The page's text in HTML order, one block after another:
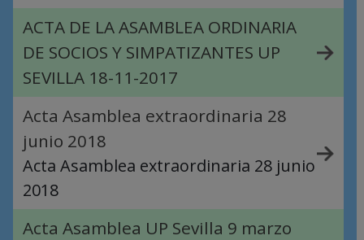
ACTA DE LA ASAMBLEA ORDINARIA
DE SOCIOS Y SIMPATIZANTES UP
SEVILLA 18-11-2017
Acta Asamblea extraordinaria 28
junio 2018
Acta Asamblea extraordinaria 28 junio
2018
Acta Asamblea UP Sevilla 9 marzo